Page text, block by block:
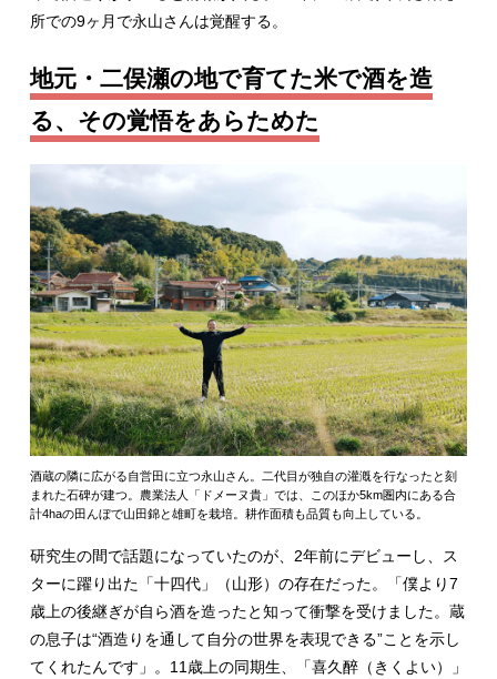
所での9ヶ月で永山さんは覚醒する。
地元・二俣瀬の地で育てた米で酒を造
る、その覚悟をあらためた
酒蔵の隣に広がる自営田に立つ永山さん。二代目が独自の灌漑を行なったと刻
まれた石碑が建つ。農業法人「ドメーヌ貴」では、このほか5km圏内にある合
計4haの田んぼで山田錦と雄町を栽培。耕作面積も品質も向上している。
研究生の間で話題になっていたのが、2年前にデビューし、ス
ターに躍り出た「十四代」（山形）の存在だった。「僕より7
歳上の後継ぎが自ら酒を造ったと知って衝撃を受けました。蔵
の息子は“酒造りを通して自分の世界を表現できる”ことを示し
てくれたんです」。11歳上の同期生、「喜久醉（きくよい）」